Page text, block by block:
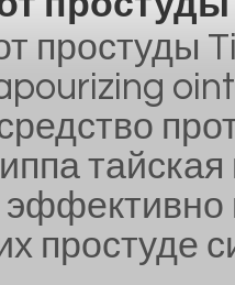
простуды
простуде